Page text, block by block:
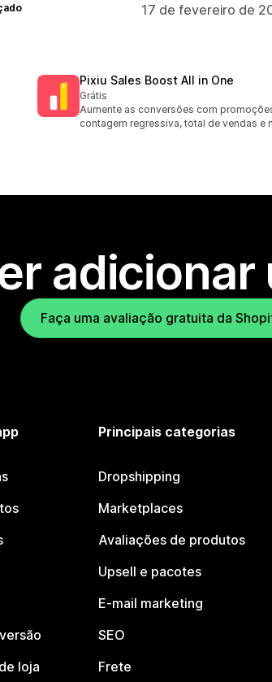
17 de fevereiro de
Pixiu Sales Boost All in One
Grátis
Aumente as conversões com
contagem regressiva, total de vendas e
adicionar
Faça uma avaliação gratuita da
loja
Principais categorias
Dropshipping
Marketplaces
Avaliações de produtos
Upsell e pacotes
E-mail marketing
SEO
Frete